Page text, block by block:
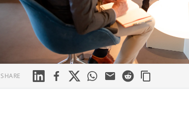
SHARE LinkedinFacebook
X WhatsApp
Mail Reddit